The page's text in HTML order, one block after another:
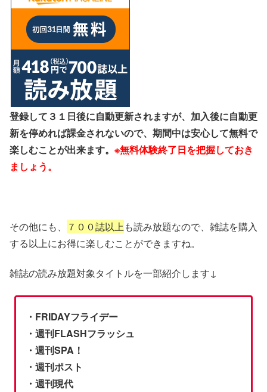
登録して３１日後に自動更新されますが、加入後に自動更
新を停めれば課金されないので、期間中は安心して無料で
楽しむことが出来ます。 ※無料体験終了日を把握しておき
ましょう。
その他にも、 ７００誌以上も読み放題なので、雑誌を購入
する以上にお得に楽しむことができますね。
雑誌の読み放題対象タイトルを一部紹介します↓
・FRIDAYフライデー
・週刊FLASHフラッシュ
・週刊SPA！
・週刊ポスト
・週刊現代